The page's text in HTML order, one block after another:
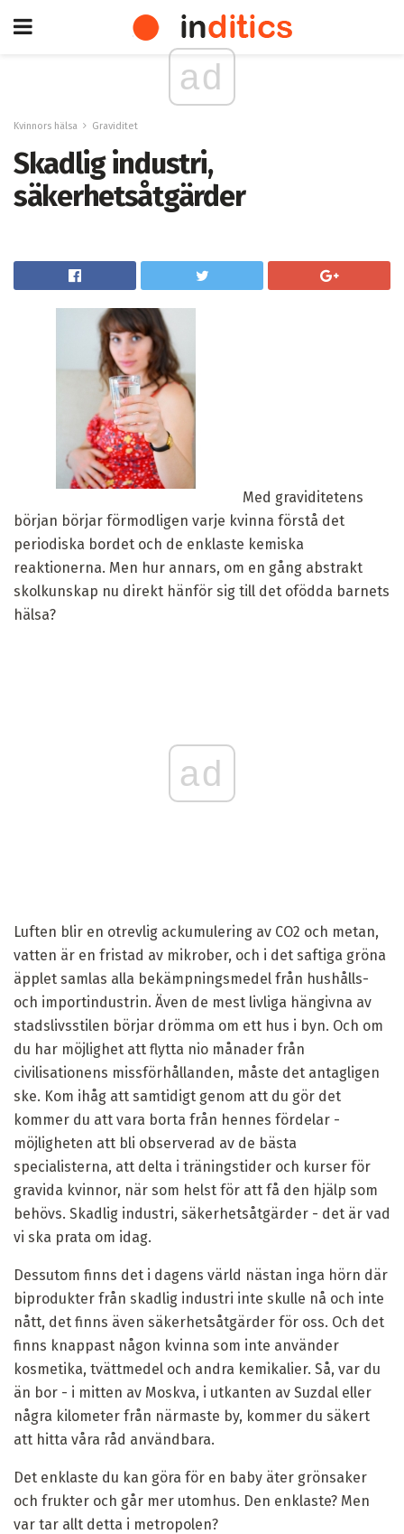
ad
Kvinnors hälsa Graviditet
Skadlig industri,
säkerhetsåtgärder
Med graviditetens
början börjar förmodligen varje kvinna förstå det
periodiska bordet och de enklaste kemiska
reaktionerna. Men hur annars, om en gång abstrakt
skolkunskap nu direkt hänför sig till det ofödda barnets
hälsa?
ad
Luften blir en otrevlig ackumulering av CO2 och metan,
vatten är en fristad av mikrober, och i det saftiga gröna
äpplet samlas alla bekämpningsmedel från hushålls-
och importindustrin. Även de mest livliga hängivna av
stadslivsstilen börjar drömma om ett hus i byn. Och om
du har möjlighet att flytta nio månader från
civilisationens missförhållanden, måste det antagligen
ske. Kom ihåg att samtidigt genom att du gör det
kommer du att vara borta från hennes fördelar -
möjligheten att bli observerad av de bästa
specialisterna, att delta i träningstider och kurser för
gravida kvinnor, när som helst för att få den hjälp som
behövs. Skadlig industri, säkerhetsåtgärder - det är vad
vi ska prata om idag.
Dessutom finns det i dagens värld nästan inga hörn där
biprodukter från skadlig industri inte skulle nå och inte
nått, det finns även säkerhetsåtgärder för oss. Och det
finns knappast någon kvinna som inte använder
kosmetika, tvättmedel och andra kemikalier. Så, var du
än bor - i mitten av Moskva, i utkanten av Suzdal eller
några kilometer från närmaste by, kommer du säkert
att hitta våra råd användbara.
Det enklaste du kan göra för en baby äter grönsaker
och frukter och går mer utomhus. Den enklaste? Men
var tar allt detta i metropolen?